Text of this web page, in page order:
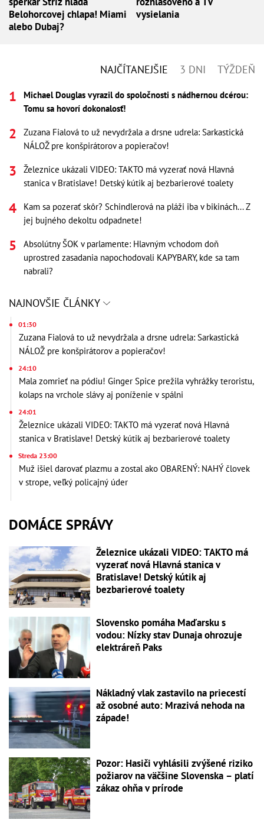
Belohorcovej chlapa! Miami
alebo Dubaj?
vysielania
NAJČÍTANEJŠIE 3 DNI TÝŽDEŇ
Michael Douglas vyrazil do spoločnosti s nádhernou dcérou:
Tomu sa hovorí dokonalosť!
Zuzana Fialová to už nevydržala a drsne udrela: Sarkastická
NÁLOŽ pre konšpirátorov a popieračov!
Železnice ukázali VIDEO: TAKTO má vyzerať nová Hlavná
stanica v Bratislave! Detský kútik aj bezbarierové toalety
Kam sa pozerať skôr? Schindlerová na pláži iba v bikinách... Z
jej bujného dekoltu odpadnete!
Absolútny ŠOK v parlamente: Hlavným vchodom doň
uprostred zasadania napochodovali KAPYBARY, kde sa tam
nabrali?
NAJNOVŠIE ČLÁNKY
01:30
Zuzana Fialová to už nevydržala a drsne udrela: Sarkastická
NÁLOŽ pre konšpirátorov a popieračov!
24:10
Mala zomrieť na pódiu! Ginger Spice prežila vyhrážky teroristu,
kolaps na vrchole slávy aj poníženie v spálni
24:01
Železnice ukázali VIDEO: TAKTO má vyzerať nová Hlavná
stanica v Bratislave! Detský kútik aj bezbarierové toalety
Streda 23:00
Muž išiel darovať plazmu a zostal ako OBARENÝ: NAHÝ človek
v strope, veľký policajný úder
DOMÁCE SPRÁVY
Železnice ukázali VIDEO: TAKTO má
vyzerať nová Hlavná stanica v
Bratislave! Detský kútik aj
bezbarierové toalety
Slovensko pomáha Maďarsku s
vodou: Nízky stav Dunaja ohrozuje
elektráreň Paks
Nákladný vlak zastavilo na priecestí
až osobné auto: Mrazivá nehoda na
západe!
Pozor: Hasiči vyhlásili zvýšené riziko
požiarov na väčšine Slovenska – platí
zákaz ohňa v prírode